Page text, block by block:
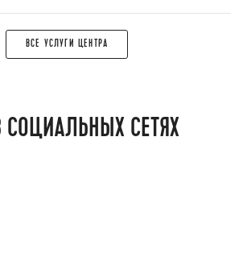
ВСЕ УСЛУГИ ЦЕНТРА
СЕТЯХ